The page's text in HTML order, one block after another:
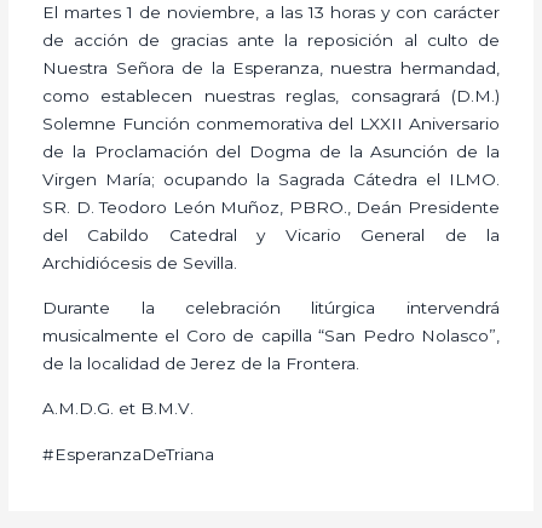
El martes 1 de noviembre, a las 13 horas y con carácter
de acción de gracias ante la reposición al culto de
Nuestra Señora de la Esperanza, nuestra hermandad,
como establecen nuestras reglas, consagrará (D.M.)
Solemne Función conmemorativa del LXXII Aniversario
de la Proclamación del Dogma de la Asunción de la
Virgen María; ocupando la Sagrada Cátedra el ILMO.
SR. D. Teodoro León Muñoz, PBRO., Deán Presidente
del Cabildo Catedral y Vicario General de la
Archidiócesis de Sevilla.
Durante la celebración litúrgica intervendrá
musicalmente el Coro de capilla “San Pedro Nolasco”,
de la localidad de Jerez de la Frontera.
A.M.D.G. et B.M.V.
#EsperanzaDeTriana